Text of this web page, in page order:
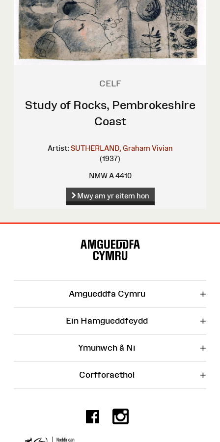
CELF
Study of Rocks, Pembrokeshire
Coast
Artist: SUTHERLAND, Graham Vivian
(1937)
NMW A 4410
Mwy am yr eitem hon
Amgueddfa Cymru +
Ein Hamgueddfeydd +
Ymunwch â Ni +
Corfforaethol +
Facebook